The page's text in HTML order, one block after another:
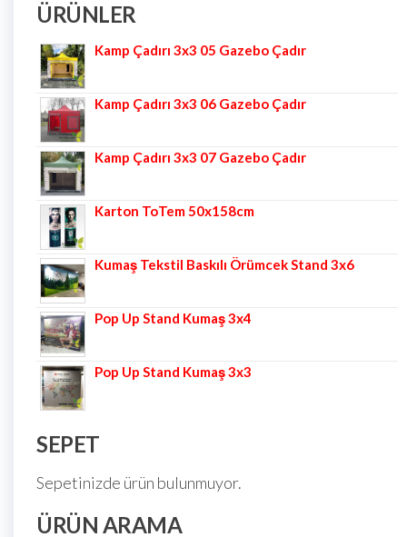
ÜRÜNLER
Kamp Çadırı 3x3 05 Gazebo Çadır
Kamp Çadırı 3x3 06 Gazebo Çadır
Kamp Çadırı 3x3 07 Gazebo Çadır
Karton ToTem 50x158cm
Kumaş Tekstil Baskılı Örümcek Stand 3x6
Pop Up Stand Kumaş 3x4
Pop Up Stand Kumaş 3x3
SEPET
Sepetinizde ürün bulunmuyor.
ÜRÜN ARAMA